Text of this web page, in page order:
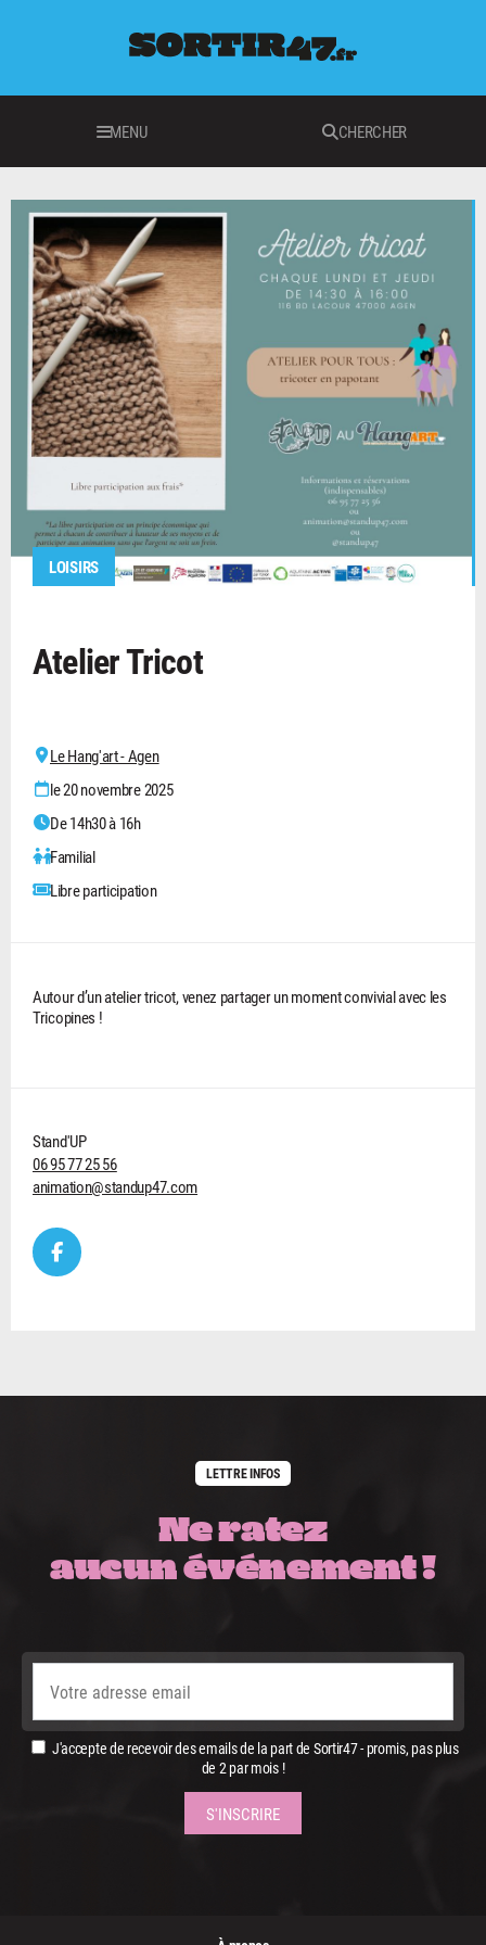
MENU CHERCHER
LOISIRS
Atelier Tricot
Le Hang'art - Agen
le 20 novembre 2025
De 14h30 à 16h
Familial
Libre participation
Autour d’un atelier tricot, venez partager un moment convivial avec les
Tricopines !
Stand'UP
06 95 77 25 56
animation@standup47.com
LETTRE INFOS
Ne ratez
aucun événement !
J'accepte de recevoir des emails de la part de Sortir47 - promis, pas plus
de 2 par mois !